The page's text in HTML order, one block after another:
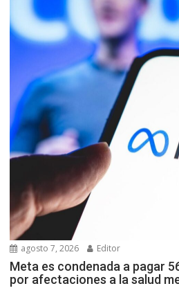
agosto 7, 2026 Editor
Meta es condenada a pagar
por afectaciones a la salud